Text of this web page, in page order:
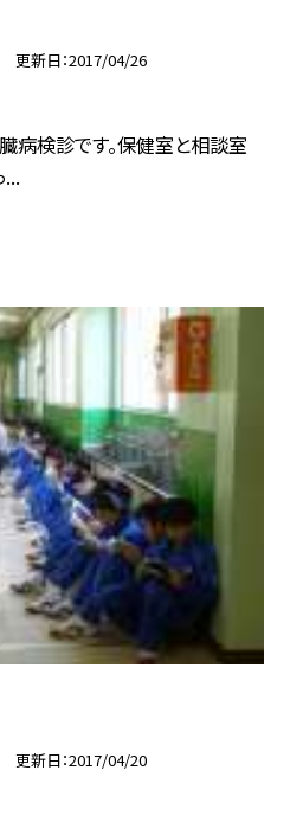
更新日 2017/04/26
臓病検診です。保健室と相談室
更新日 2017/04/20